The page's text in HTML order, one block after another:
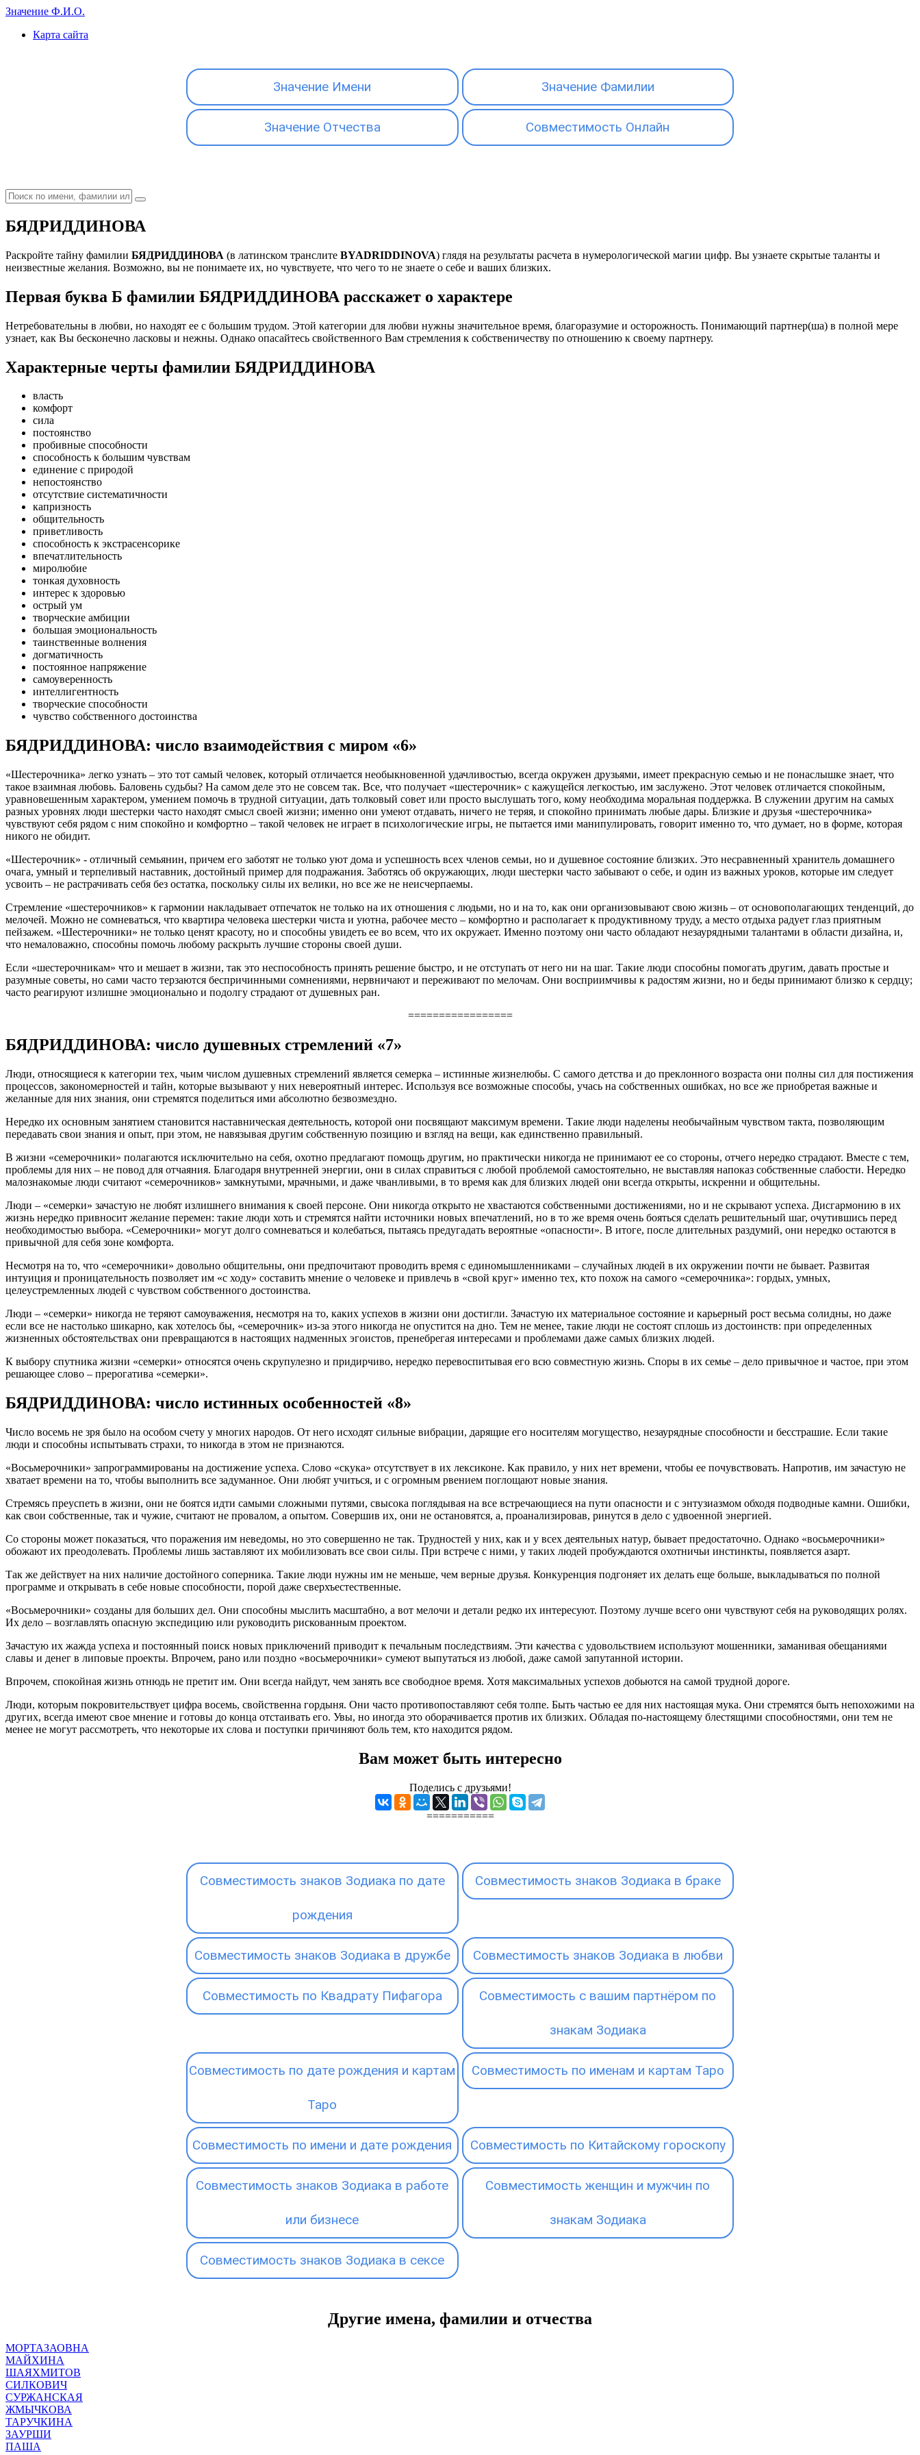
Значение Ф.И.О.
Карта сайта
Значение Имени Значение Фамилии
Значение Отчества Совместимость Онлайн
БЯДРИДДИНОВА
Раскройте тайну фамилии БЯДРИДДИНОВА (в латинском транслите BYADRIDDINOVA) глядя на результаты расчета в нумерологической магии цифр. Вы узнаете скрытые таланты и
неизвестные желания. Возможно, вы не понимаете их, но чувствуете, что чего то не знаете о себе и ваших близких.
Первая буква Б фамилии БЯДРИДДИНОВА расскажет о характере
Нетребовательны в любви, но находят ее с большим трудом. Этой категории для любви нужны значительное время, благоразумие и осторожность. Понимающий партнер(ша) в полной мере
узнает, как Вы бесконечно ласковы и нежны. Однако опасайтесь свойственного Вам стремления к собственичеству по отношению к своему партнеру.
Характерные черты фамилии БЯДРИДДИНОВА
власть
комфорт
сила
постоянство
пробивные способности
способность к большим чувствам
единение с природой
непостоянство
отсутствие систематичности
капризность
общительность
приветливость
способность к экстрасенсорике
впечатлительность
миролюбие
тонкая духовность
интерес к здоровью
острый ум
творческие амбиции
большая эмоциональность
таинственные волнения
догматичность
постоянное напряжение
самоуверенность
интеллигентность
творческие способности
чувство собственного достоинства
БЯДРИДДИНОВА: число взаимодействия с миром «6»
«Шестерочника» легко узнать – это тот самый человек, который отличается необыкновенной удачливостью, всегда окружен друзьями, имеет прекрасную семью и не понаслышке знает, что
такое взаимная любовь. Баловень судьбы? На самом деле это не совсем так. Все, что получает «шестерочник» с кажущейся легкостью, им заслужено. Этот человек отличается спокойным,
уравновешенным характером, умением помочь в трудной ситуации, дать толковый совет или просто выслушать того, кому необходима моральная поддержка. В служении другим на самых
разных уровнях люди шестерки часто находят смысл своей жизни; именно они умеют отдавать, ничего не теряя, и спокойно принимать любые дары. Близкие и друзья «шестерочника»
чувствуют себя рядом с ним спокойно и комфортно – такой человек не играет в психологические игры, не пытается ими манипулировать, говорит именно то, что думает, но в форме, которая
никого не обидит.
«Шестерочник» - отличный семьянин, причем его заботят не только уют дома и успешность всех членов семьи, но и душевное состояние близких. Это несравненный хранитель домашнего
очага, умный и терпеливый наставник, достойный пример для подражания. Заботясь об окружающих, люди шестерки часто забывают о себе, и один из важных уроков, которые им следует
усвоить – не растрачивать себя без остатка, поскольку силы их велики, но все же не неисчерпаемы.
Стремление «шестерочников» к гармонии накладывает отпечаток не только на их отношения с людьми, но и на то, как они организовывают свою жизнь – от основополагающих тенденций, до
мелочей. Можно не сомневаться, что квартира человека шестерки чиста и уютна, рабочее место – комфортно и располагает к продуктивному труду, а место отдыха радует глаз приятным
пейзажем. «Шестерочники» не только ценят красоту, но и способны увидеть ее во всем, что их окружает. Именно поэтому они часто обладают незаурядными талантами в области дизайна, и,
что немаловажно, способны помочь любому раскрыть лучшие стороны своей души.
Если «шестерочникам» что и мешает в жизни, так это неспособность принять решение быстро, и не отступать от него ни на шаг. Такие люди способны помогать другим, давать простые и
разумные советы, но сами часто терзаются беспричинными сомнениями, нервничают и переживают по мелочам. Они восприимчивы к радостям жизни, но и беды принимают близко к сердцу;
часто реагируют излишне эмоционально и подолгу страдают от душевных ран.
=================
БЯДРИДДИНОВА: число душевных стремлений «7»
Люди, относящиеся к категории тех, чьим числом душевных стремлений является семерка – истинные жизнелюбы. С самого детства и до преклонного возраста они полны сил для постижения
процессов, закономерностей и тайн, которые вызывают у них невероятный интерес. Используя все возможные способы, учась на собственных ошибках, но все же приобретая важные и
желанные для них знания, они стремятся поделиться ими абсолютно безвозмездно.
Нередко их основным занятием становится наставническая деятельность, которой они посвящают максимум времени. Такие люди наделены необычайным чувством такта, позволяющим
передавать свои знания и опыт, при этом, не навязывая другим собственную позицию и взгляд на вещи, как единственно правильный.
В жизни «семерочники» полагаются исключительно на себя, охотно предлагают помощь другим, но практически никогда не принимают ее со стороны, отчего нередко страдают. Вместе с тем,
проблемы для них – не повод для отчаяния. Благодаря внутренней энергии, они в силах справиться с любой проблемой самостоятельно, не выставляя напоказ собственные слабости. Нередко
малознакомые люди считают «семерочников» замкнутыми, мрачными, и даже чванливыми, в то время как для близких людей они всегда открыты, искренни и общительны.
Люди – «семерки» зачастую не любят излишнего внимания к своей персоне. Они никогда открыто не хвастаются собственными достижениями, но и не скрывают успеха. Дисгармонию в их
жизнь нередко привносит желание перемен: такие люди хоть и стремятся найти источники новых впечатлений, но в то же время очень бояться сделать решительный шаг, очутившись перед
необходимостью выбора. «Семерочники» могут долго сомневаться и колебаться, пытаясь предугадать вероятные «опасности». В итоге, после длительных раздумий, они нередко остаются в
привычной для себя зоне комфорта.
Несмотря на то, что «семерочники» довольно общительны, они предпочитают проводить время с единомышленниками – случайных людей в их окружении почти не бывает. Развитая
интуиция и проницательность позволяет им «с ходу» составить мнение о человеке и привлечь в «свой круг» именно тех, кто похож на самого «семерочника»: гордых, умных,
целеустремленных людей с чувством собственного достоинства.
Люди – «семерки» никогда не теряют самоуважения, несмотря на то, каких успехов в жизни они достигли. Зачастую их материальное состояние и карьерный рост весьма солидны, но даже
если все не настолько шикарно, как хотелось бы, «семерочник» из-за этого никогда не опустится на дно. Тем не менее, такие люди не состоят сплошь из достоинств: при определенных
жизненных обстоятельствах они превращаются в настоящих надменных эгоистов, пренебрегая интересами и проблемами даже самых близких людей.
К выбору спутника жизни «семерки» относятся очень скрупулезно и придирчиво, нередко перевоспитывая его всю совместную жизнь. Споры в их семье – дело привычное и частое, при этом
решающее слово – прерогатива «семерки».
БЯДРИДДИНОВА: число истинных особенностей «8»
Число восемь не зря было на особом счету у многих народов. От него исходят сильные вибрации, дарящие его носителям могущество, незаурядные способности и бесстрашие. Если такие
люди и способны испытывать страхи, то никогда в этом не признаются.
«Восьмерочники» запрограммированы на достижение успеха. Слово «скука» отсутствует в их лексиконе. Как правило, у них нет времени, чтобы ее почувствовать. Напротив, им зачастую не
хватает времени на то, чтобы выполнить все задуманное. Они любят учиться, и с огромным рвением поглощают новые знания.
Стремясь преуспеть в жизни, они не боятся идти самыми сложными путями, свысока поглядывая на все встречающиеся на пути опасности и с энтузиазмом обходя подводные камни. Ошибки,
как свои собственные, так и чужие, считают не провалом, а опытом. Совершив их, они не остановятся, а, проанализировав, ринутся в дело с удвоенной энергией.
Со стороны может показаться, что поражения им неведомы, но это совершенно не так. Трудностей у них, как и у всех деятельных натур, бывает предостаточно. Однако «восьмерочники»
обожают их преодолевать. Проблемы лишь заставляют их мобилизовать все свои силы. При встрече с ними, у таких людей пробуждаются охотничьи инстинкты, появляется азарт.
Так же действует на них наличие достойного соперника. Такие люди нужны им не меньше, чем верные друзья. Конкуренция подгоняет их делать еще больше, выкладываться по полной
программе и открывать в себе новые способности, порой даже сверхъестественные.
«Восьмерочники» созданы для больших дел. Они способны мыслить масштабно, а вот мелочи и детали редко их интересуют. Поэтому лучше всего они чувствуют себя на руководящих ролях.
Их дело – возглавлять опасную экспедицию или руководить рискованным проектом.
Зачастую их жажда успеха и постоянный поиск новых приключений приводит к печальным последствиям. Эти качества с удовольствием используют мошенники, заманивая обещаниями
славы и денег в липовые проекты. Впрочем, рано или поздно «восьмерочники» сумеют выпутаться из любой, даже самой запутанной истории.
Впрочем, спокойная жизнь отнюдь не претит им. Они всегда найдут, чем занять все свободное время. Хотя максимальных успехов добьются на самой трудной дороге.
Люди, которым покровительствует цифра восемь, свойственна гордыня. Они часто противопоставляют себя толпе. Быть частью ее для них настоящая мука. Они стремятся быть непохожими на
других, всегда имеют свое мнение и готовы до конца отстаивать его. Увы, но иногда это оборачивается против их близких. Обладая по-настоящему блестящими способностями, они тем не
менее не могут рассмотреть, что некоторые их слова и поступки причиняют боль тем, кто находится рядом.
Вам может быть интересно
Поделись с друзьями!
===========
Совместимость знаков Зодиака по дате
рождения
Совместимость знаков Зодиака в браке
Совместимость знаков Зодиака в дружбе Совместимость знаков Зодиака в любви
Совместимость по Квадрату Пифагора Совместимость с вашим партнёром по
знакам Зодиака
Совместимость по дате рождения и картам
Таро
Совместимость по именам и картам Таро
Совместимость по имени и дате рождения Совместимость по Китайскому гороскопу
Совместимость знаков Зодиака в работе
или бизнесе
Совместимость женщин и мужчин по
знакам Зодиака
Совместимость знаков Зодиака в сексе
Другие имена, фамилии и отчества
МОРТАЗАОВНА
МАЙХИНА
ШАЯХМИТОВ
СИЛКОВИЧ
СУРЖАНСКАЯ
ЖМЫЧКОВА
ТАРУЧКИНА
ЗАУРШИ
ПАША